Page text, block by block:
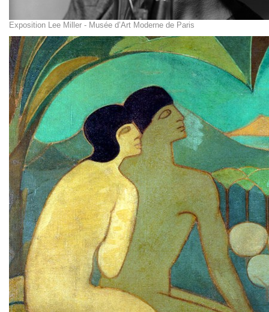
Exposition Lee Miller - Musée d’Art Moderne de Paris